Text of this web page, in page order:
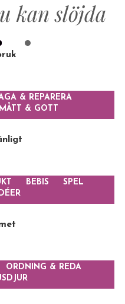
& REPARERA
& GOTT
BEBIS
SPEL
ORDNING & REDA